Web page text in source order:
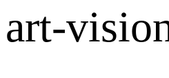
art-